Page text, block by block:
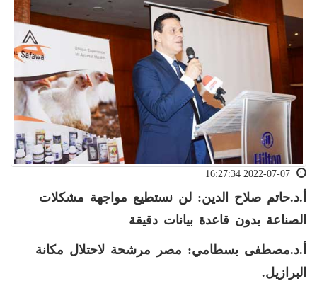
أ.د.حاتم صلاح الدين: لن نستطيع مواجهة مشكلات
الصناعة بدون قاعدة بيانات دقيقة
أ.د.مصطفى بسطامي: مصر مرشحة لاحتلال مكانة
البرازيل.